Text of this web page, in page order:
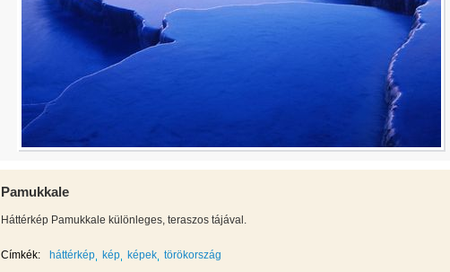
Pamukkale
Háttérkép Pamukkale különleges, teraszos tájával.
Címkék: háttérkép kép képek törökország